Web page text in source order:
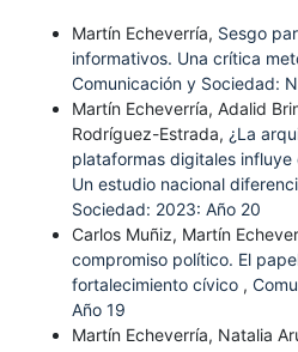
Martín Echeverría, Sesgo
informativos. Una crítica
Comunicación y Sociedad:
Martín Echeverría, Adalid
Rodríguez-Estrada, ¿La
plataformas digitales
Un estudio nacional
Sociedad: 2023: Año 20
Carlos Muñiz, Martín
compromiso político. El
fortalecimiento cívico ,
Año 19
Martín Echeverría, Natalia